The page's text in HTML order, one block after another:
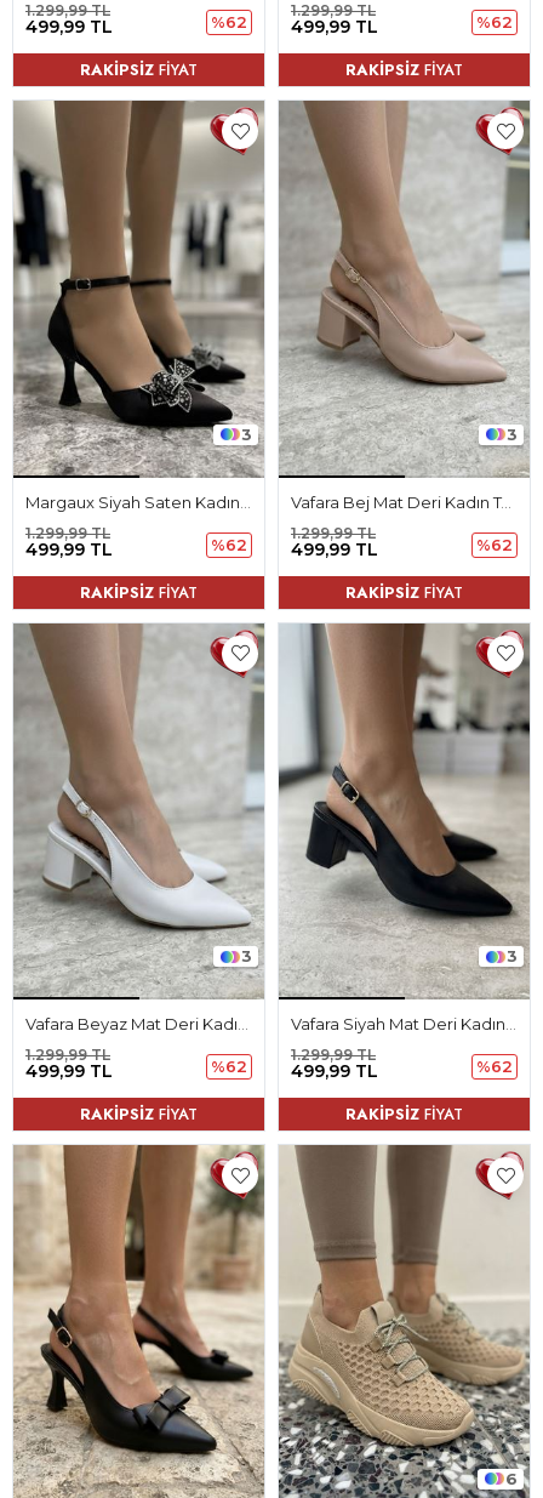
499,99 TL
1.299,99 TL
%62
RAKİPSİZ FİYAT
499,99 TL
1.299,99 TL
%62
RAKİPSİZ FİYAT
3
499,99 TL
1.299,99 TL
%62
RAKİPSİZ FİYAT
3
Vafara Bej Mat Deri Kadın Topuklu Ayakkabı
499,99 TL
1.299,99 TL
%62
RAKİPSİZ FİYAT
3
499,99 TL
1.299,99 TL
%62
RAKİPSİZ FİYAT
3
499,99 TL
1.299,99 TL
%62
RAKİPSİZ FİYAT
6